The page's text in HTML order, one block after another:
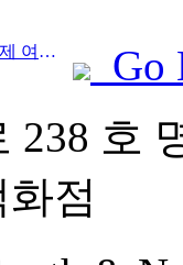
Prev:호텔: 올해 이미 일부 방항 국제 여행객이 돌아오는 것을 보았다
Go
238 호
점